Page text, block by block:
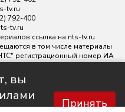
вы
Принять
tv.ru
792-400
tv.ru
ссылка на nts-tv.ru
в том числе материалы
регистрационный номер ИА
Федеральной службой по
технологий и массовых
Евгений Александрович16+